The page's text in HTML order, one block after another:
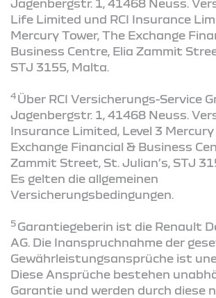
Jagenbergstr. 1, 41468 Neuss.
Life Limited und RCI Insurance
Mercury Tower, The Exchange
Business Centre, Elia Zammit
STJ 3155, Malta.
4 Über RCI Versicherungs-Service
Jagenbergstr. 1, 41468 Neuss.
Insurance Limited, Level 3 Mercury
Exchange Financial & Business
Zammit Street, St. Julian’s, STJ
Es gelten die allgemeinen
Versicherungsbedingungen.
5 Garantiegeberin ist die Renault
AG. Die Inanspruchnahme der
Gewährleistungsansprüche ist
Diese Ansprüche bestehen
Garantie und werden durch diese